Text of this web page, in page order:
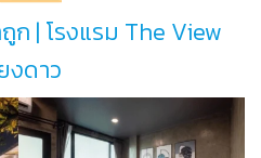
ก | โรงแรม The View
งดาว